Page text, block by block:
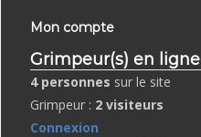
publications
Mon compte
Grimpeur(s) en ligne
4 personnes sur le site
Grimpeur : 2 visiteurs
Connexion